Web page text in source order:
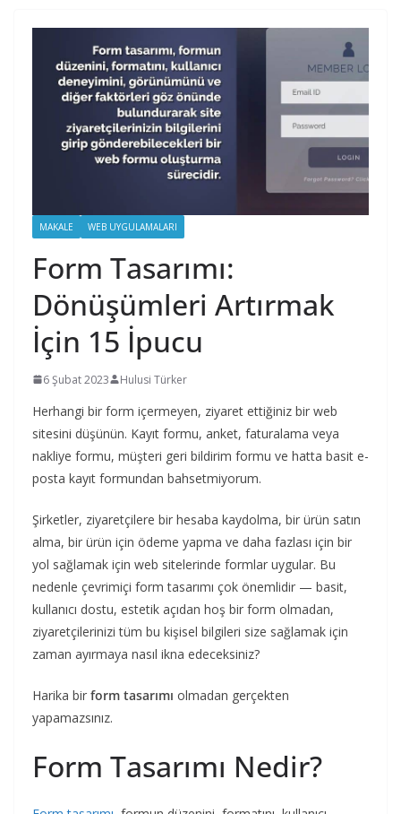
MAKALE WEB UYGULAMALARI
Form Tasarımı:
Dönüşümleri Artırmak
İçin 15 İpucu
6 Şubat 2023 Hulusi Türker
Herhangi bir form içermeyen, ziyaret ettiğiniz bir web
sitesini düşünün. Kayıt formu, anket, faturalama veya
nakliye formu, müşteri geri bildirim formu ve hatta basit e-
posta kayıt formundan bahsetmiyorum.
Şirketler, ziyaretçilere bir hesaba kaydolma, bir ürün satın
alma, bir ürün için ödeme yapma ve daha fazlası için bir
yol sağlamak için web sitelerinde formlar uygular. Bu
nedenle çevrimiçi form tasarımı çok önemlidir — basit,
kullanıcı dostu, estetik açıdan hoş bir form olmadan,
ziyaretçilerinizi tüm bu kişisel bilgileri size sağlamak için
zaman ayırmaya nasıl ikna edeceksiniz?
Harika bir form tasarımı olmadan gerçekten
yapamazsınız.
Form Tasarımı Nedir?